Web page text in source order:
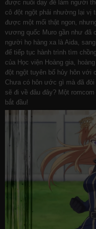
được nuôi dạy để làm người
cô đột ngột phải nhường lại vị
được một mối thật ngon,
vương quốc Muro gần như đã
người họ hàng xa là Aida,
để tiếp tục hành trình tìm
của Học viện Hoàng gia,
đột ngột tuyên bố hủy hôn với
Chưa có hôn ước gì mà đã
sẽ đi về đâu đây? Một
bắt đầu!